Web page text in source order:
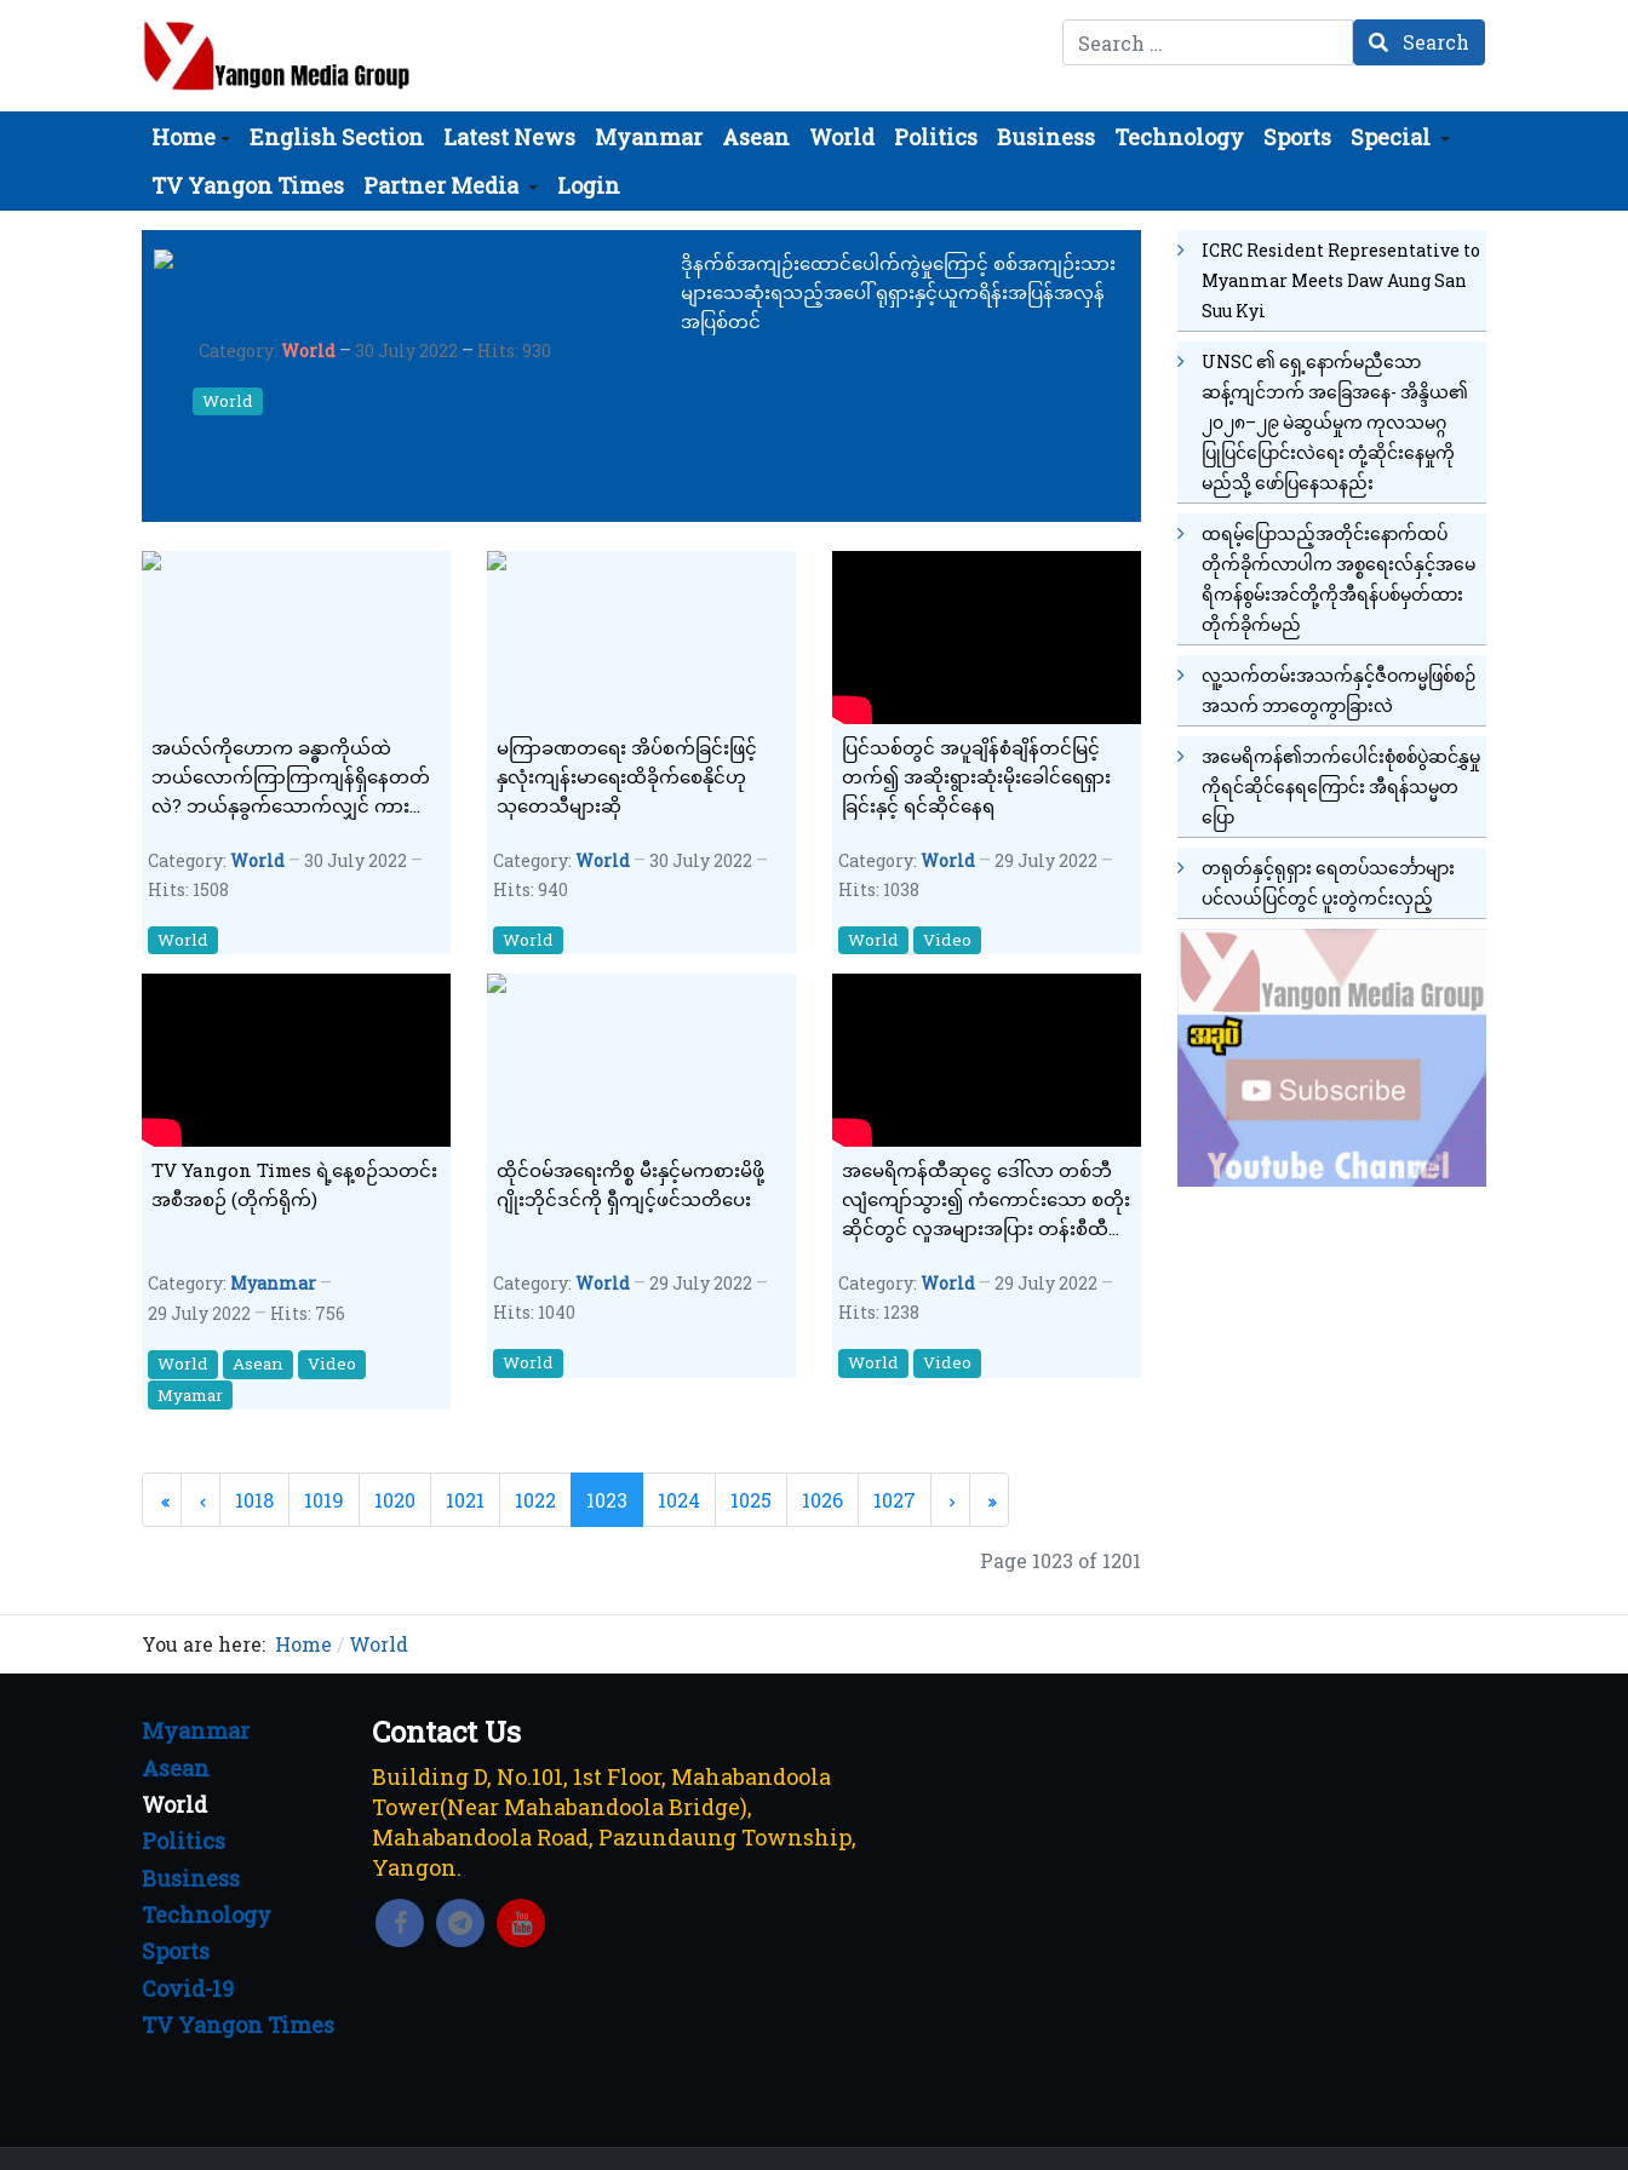
Search Search
Home English Section Latest News Myanmar Asean World Politics Business Technology Sports
Special
TV Yangon Times
Partner Media Login
ဒိုနက်စ်အကျဉ်းထောင်ပေါက်ကွဲမှုကြောင့် စစ်အကျဉ်းသား
များသေဆုံးရသည့်အပေါ် ရုရှားနှင့်ယူကရိန်းအပြန်အလှန်
အပြစ်တင်
Category: World 30 July 2022 Hits: 930
World
အယ်လ်ကိုဟောက ခန္ဓာကိုယ်ထဲ
ဘယ်လောက်ကြာကြာကျန်ရှိနေတတ်
လဲ? ဘယ်နှခွက်သောက်လျှင် ကား
Category: World
30 July 2022
Hits: 1508
World
မကြာခဏတရေး အိပ်စက်ခြင်းဖြင့်
နှလုံးကျန်းမာရေးထိခိုက်စေနိုင်ဟု
သုတေသီများဆို
Category: World
30 July 2022
Hits: 940
World
ပြင်သစ်တွင် အပူချိန်စံချိန်တင်မြင့်
တက်၍ အဆိုးရွားဆုံးမိုးခေါင်ရေရှား
ခြင်းနှင့် ရင်ဆိုင်နေရ
Category: World
29 July 2022
Hits: 1038
World Video
TV Yangon Times ရဲ့နေ့စဉ်သတင်း
အစီအစဉ် (တိုက်ရိုက်)
Category: Myanmar
29 July 2022
Hits: 756
World Asean
Video
Myamar
ထိုင်ဝမ်အရေးကိစ္စ မီးနှင့်မကစားမိဖို့
ဂျိုးဘိုင်ဒင်ကို ရှီကျင့်ဖင်သတိပေး
Category: World
29 July 2022
Hits: 1040
World
အမေရိကန်ထီဆုငွေ ဒေါ်လာ တစ်ဘီ
လျံကျော်သွား၍ ကံကောင်းသော စတိုး
ဆိုင်တွင် လူအများအပြား တန်းစီထီ
Category: World
29 July 2022
Hits: 1238
World Video
1018 1019 1020 1021 1022 1023 1024 1025 1026 1027
Page 1023 of 1201
ICRC Resident Representative to
Myanmar Meets Daw Aung San
Suu Kyi
UNSC ၏ ရှေ့နောက်မညီသော
ဆန့်ကျင်ဘက် အခြေအနေ- အိန္ဒိယ၏
၂၀၂၈–၂၉ မဲဆွယ်မှုက ကုလသမဂ္ဂ
ပြုပြင်ပြောင်းလဲရေး တုံ့ဆိုင်းနေမှုကို
မည်သို့ ဖော်ပြနေသနည်း
ထရမ့်ပြောသည့်အတိုင်းနောက်ထပ်
တိုက်ခိုက်လာပါက အစ္စရေးလ်နှင့်အမေ
ရိကန်စွမ်းအင်တို့ကိုအီရန်ပစ်မှတ်ထား
တိုက်ခိုက်မည်
လူ့သက်တမ်းအသက်နှင့်ဇီဝကမ္မဖြစ်စဉ်
အသက် ဘာတွေကွာခြားလဲ
အမေရိကန်၏ဘက်ပေါင်းစုံစစ်ပွဲဆင်နွှမှု
ကိုရင်ဆိုင်နေရကြောင်း အီရန်သမ္မတ
ပြော
တရုတ်နှင့်ရုရှား ရေတပ်သင်္ဘောများ
ပင်လယ်ပြင်တွင် ပူးတွဲကင်းလှည့်
You are here: Home World
Myanmar
Asean
World
Politics
Business
Technology
Sports
Covid-19
TV Yangon Times
Contact Us
Building D, No.101, 1st Floor, Mahabandoola
Tower(Near Mahabandoola Bridge),
Mahabandoola Road, Pazundaung Township,
Yangon.